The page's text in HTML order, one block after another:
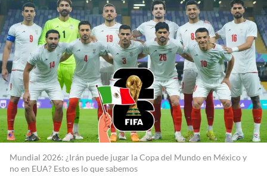
Mundial 2026: ¿Irán puede jugar la Copa del Mundo en México y
no en EUA? Esto es lo que sabemos